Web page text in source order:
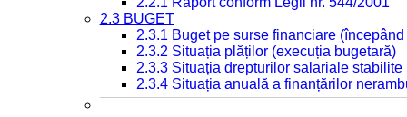
2.3 BUGET
2.3.1 Buget pe surse financiare
2.3.2 Situația plăților (execuția bugetară)
2.3.3 Situația drepturilor salariale
2.3.4 Situația anuală a finanțărilor